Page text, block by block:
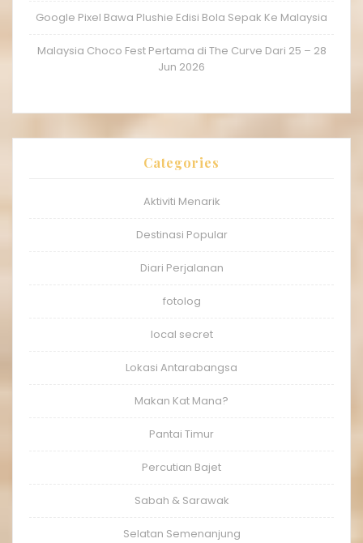
Google Pixel Bawa Plushie Edisi Bola Sepak Ke Malaysia
Malaysia Choco Fest Pertama di The Curve Dari 25 – 28
Jun 2026
Categories
Aktiviti Menarik
Destinasi Popular
Diari Perjalanan
fotolog
local secret
Lokasi Antarabangsa
Makan Kat Mana?
Pantai Timur
Percutian Bajet
Sabah & Sarawak
Selatan Semenanjung